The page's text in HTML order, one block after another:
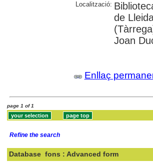
Localització:
de
Joan
Enllaç
page 1 of 1
Refine the search
Database fons : Advanced form